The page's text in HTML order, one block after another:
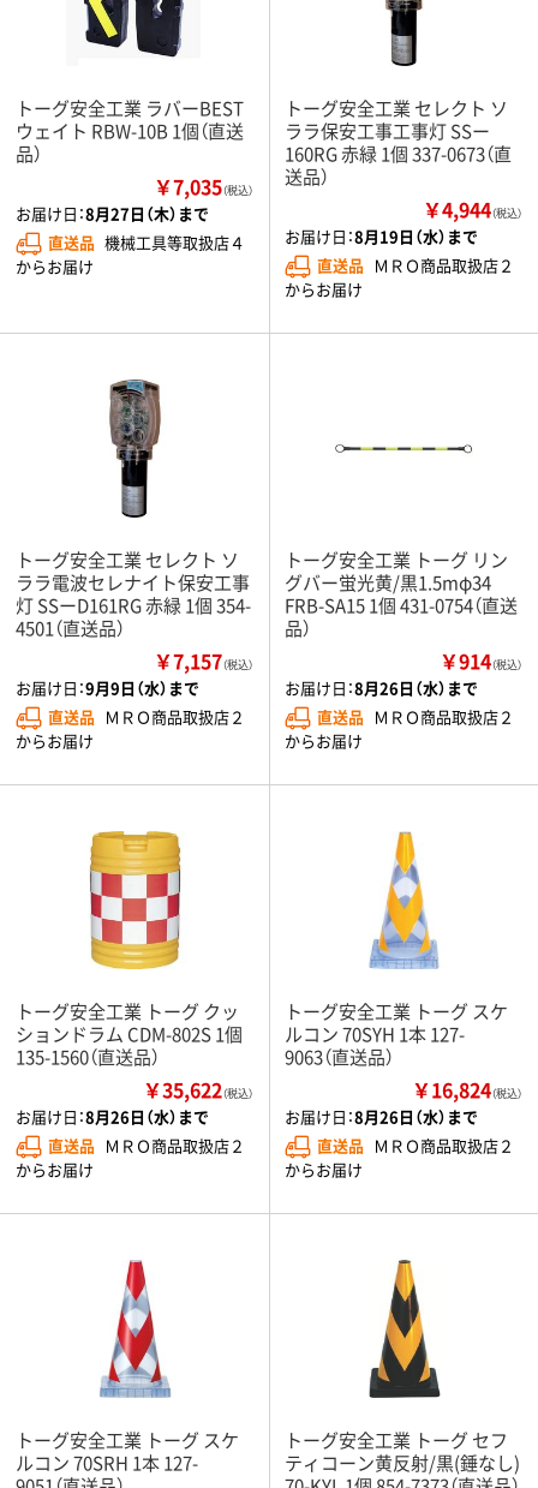
トーグ安全工業 ラバーBEST
ウェイト RBW-10B 1個（直送
品）
￥7,035（税込）
お届け日：8月27日（木）まで
直送品 機械工具等取扱店４
からお届け
トーグ安全工業 セレクト ソ
ララ保安工事工事灯 SSー
160RG 赤緑 1個 337-0673（直
送品）
￥4,944（税込）
お届け日：8月19日（水）まで
直送品 ＭＲＯ商品取扱店２
からお届け
トーグ安全工業 セレクト ソ
ララ電波セレナイト保安工事
灯 SSーD161RG 赤緑 1個 354-
4501（直送品）
￥7,157（税込）
お届け日：9月9日（水）まで
直送品 ＭＲＯ商品取扱店２
からお届け
トーグ安全工業 トーグ リン
グバー蛍光黄/黒1.5mφ34
FRB-SA15 1個 431-0754（直送
品）
￥914（税込）
お届け日：8月26日（水）まで
直送品 ＭＲＯ商品取扱店２
からお届け
トーグ安全工業 トーグ クッ
ションドラム CDM-802S 1個
135-1560（直送品）
￥35,622（税込）
お届け日：8月26日（水）まで
直送品 ＭＲＯ商品取扱店２
からお届け
トーグ安全工業 トーグ スケ
ルコン 70SYH 1本 127-
9063（直送品）
￥16,824（税込）
お届け日：8月26日（水）まで
直送品 ＭＲＯ商品取扱店２
からお届け
トーグ安全工業 トーグ スケ
ルコン 70SRH 1本 127-
トーグ安全工業 トーグ セフ
ティコーン黄反射/黒(錘なし)